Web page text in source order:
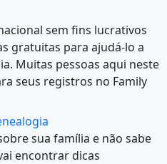
sem fins lucrativos
gratuitas para ajudá-lo a
Muitas pessoas aqui neste
seus registros no Family
sua família e não sabe
encontrar dicas